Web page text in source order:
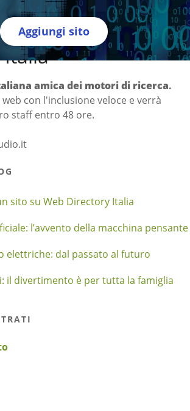
Aggiungi sito
amica dei motori di ricerca.
con l'inclusione veloce e verrà
staff entro 48 ore.
sito su Web Directory Italia
l’avvento della macchina pensante
elettriche: dal passato al futuro
il divertimento è per tutta la famiglia